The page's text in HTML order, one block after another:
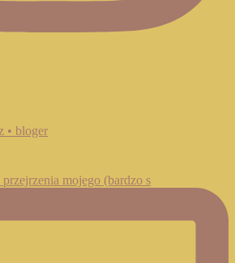
• bloger
mojego (bardzo s